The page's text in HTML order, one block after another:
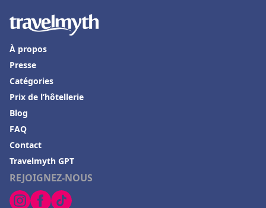
REJOIGNEZ-NOUS
À propos
Presse
Catégories
Prix de l’hôtellerie
Blog
FAQ
Contact
Travelmyth GPT